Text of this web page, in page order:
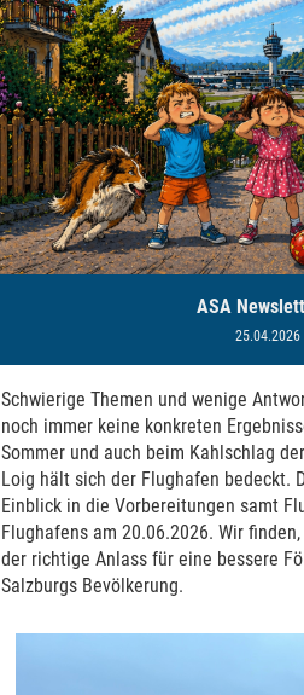
ASA
25.04.2026
Schwierige Themen und wenige
noch immer keine konkreten
Sommer und auch beim Kahlschlag
Loig hält sich der Flughafen bedeckt.
Einblick in die Vorbereitungen samt
Flughafens am 20.06.2026. Wir
der richtige Anlass für eine bessere
Salzburgs Bevölkerung.